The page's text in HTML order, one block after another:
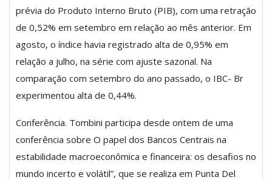
prévia do Produto Interno Bruto (PIB), com uma retração
de 0,52% em setembro em relação ao mês anterior. Em
agosto, o índice havia registrado alta de 0,95% em
relação a julho, na série com ajuste sazonal. Na
comparação com setembro do ano passado, o IBC- Br
experimentou alta de 0,44%.
Conferência. Tombini participa desde ontem de uma
conferência sobre O papel dos Bancos Centrais na
estabilidade macroeconômica e financeira: os desafios no
mundo incerto e volátil”, que se realiza em Punta Del